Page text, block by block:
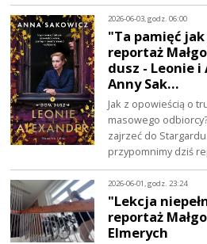
2026-06-03, godz. 06:00
"Ta pamięć
reportaż
dusz - Leonie
Anny Sak…
Jak z opowieścią o
masowego
zajrzeć do
przypomnimy dziś
2026-06-01, godz. 23:24
"Lekcja
reportaż
Elmerych